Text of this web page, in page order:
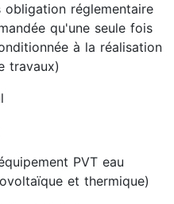
réglementaire
qu'une seule fois
à la réalisation
travaux)
PVT eau
et thermique)